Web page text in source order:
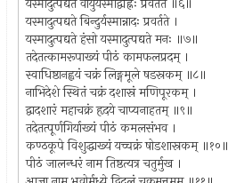
यस्मादुत्पद्यते बिन्दुर्यस्मान्नादः प्रवर्तते ।
यस्मादुत्पद्यते हंसो यस्मादुत्पद्यते मनः ॥७॥
तदेतत्कामरूपाख्यं पीठं कामफलप्रदम् ।
स्वाधिष्ठानह्वयं चक्रं लिङ्गमूले षडस्रकम् ॥८॥
नाभिदेशे स्थितं चक्रं दशास्रं मणिपूरकम् ।
द्वादशारं महाचक्रं हृदये चाप्यनाहतम् ॥९॥
तदेतत्पूर्णगिर्याख्यं पीठं कमलसंभव ।
कण्ठकूपे विशुद्धाख्यं यच्चक्रं षोडशास्रकम् ॥१०॥
पीठं जालन्धरं नाम तिष्ठत्यत्र चतुर्मुख ।